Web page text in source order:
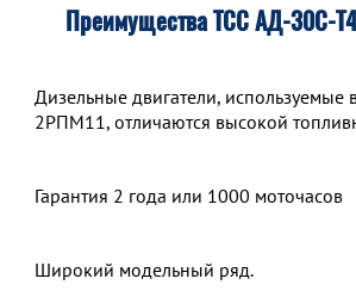
Преимущества ТСС АД-30С-
Дизельные двигатели,
2РПМ11, отличаются высокой
Гарантия 2 года или 1000 моточасов
Широкий модельный ряд.